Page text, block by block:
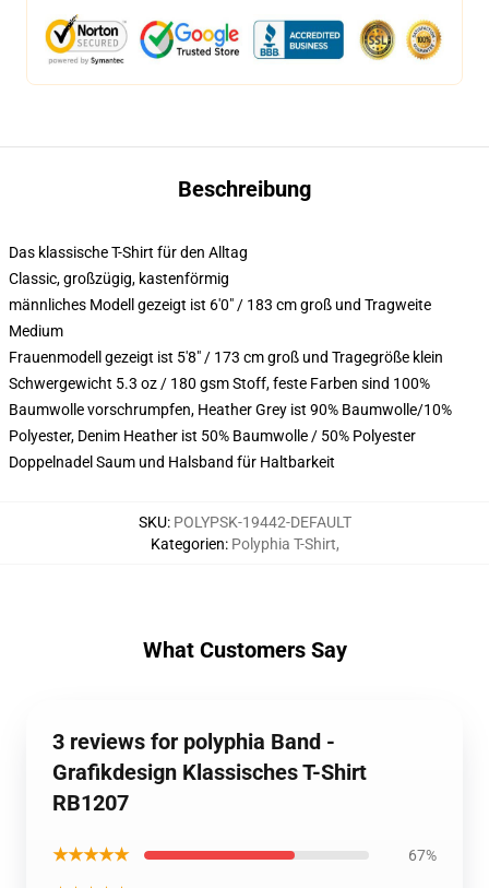
Beschreibung
Das klassische T-Shirt für den Alltag
Classic, großzügig, kastenförmig
männliches Modell gezeigt ist 6'0" / 183 cm groß und Tragweite
Medium
Frauenmodell gezeigt ist 5'8" / 173 cm groß und Tragegröße klein
Schwergewicht 5.3 oz / 180 gsm Stoff, feste Farben sind 100%
Baumwolle vorschrumpfen, Heather Grey ist 90% Baumwolle/10%
Polyester, Denim Heather ist 50% Baumwolle / 50% Polyester
Doppelnadel Saum und Halsband für Haltbarkeit
SKU: POLYPSK-19442-DEFAULT
Kategorien: Polyphia T-Shirt,
What Customers Say
3 reviews for polyphia Band -
Grafikdesign Klassisches T-Shirt
RB1207
★★★★★ 67%